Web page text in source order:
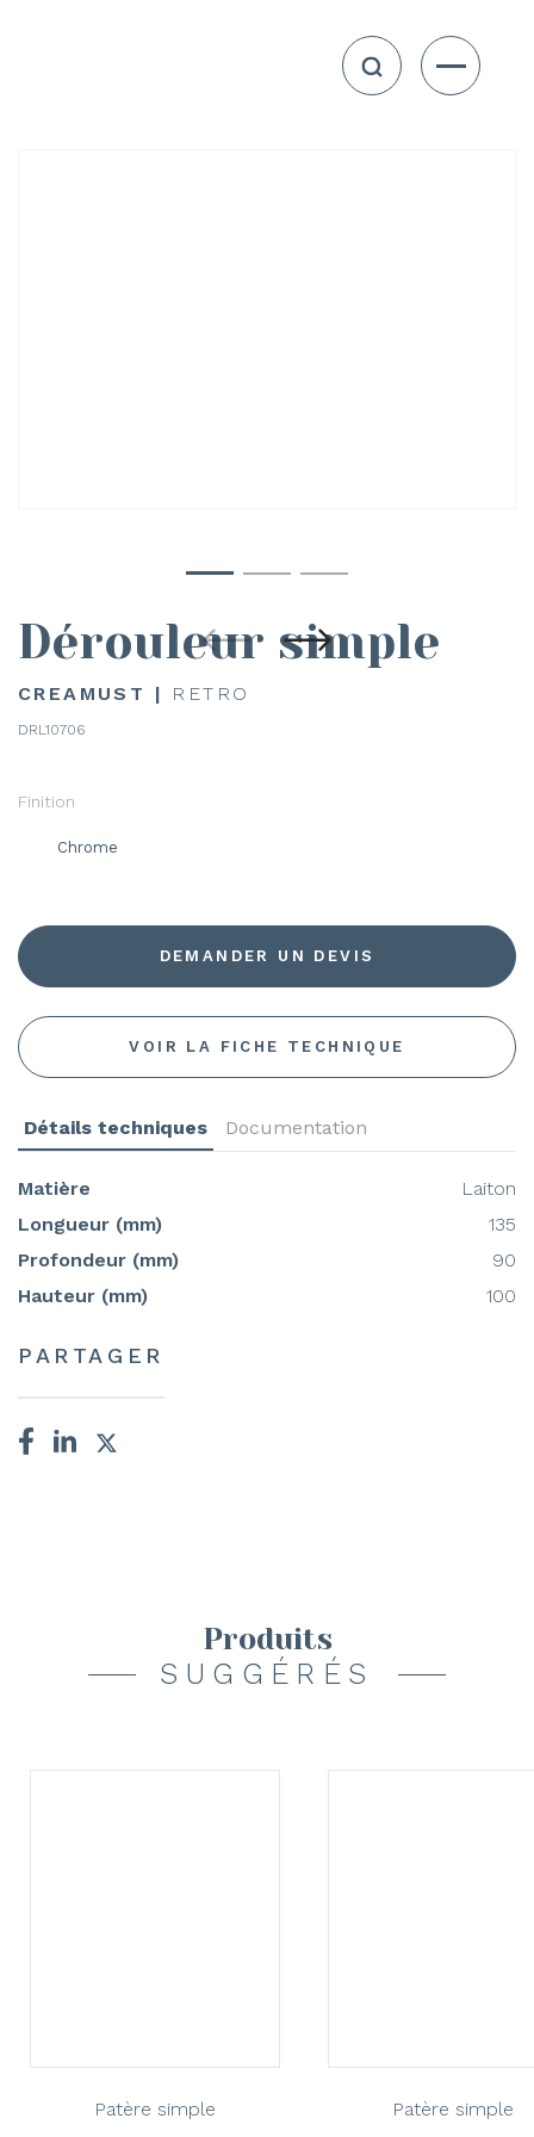
Dérouleur simple
CREAMUST | RETRO
DRL10706
Finition
Chrome
DEMANDER UN DEVIS
VOIR LA FICHE TECHNIQUE
Détails techniques Documentation
Matière
Laiton
Longueur (mm)
135
Profondeur (mm)
90
Hauteur (mm)
100
PARTAGER
Produits
SUGGÉRÉS
Patère simple Patère simple